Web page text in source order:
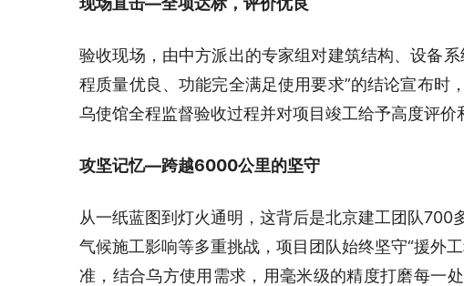
验收现场，由中方派出的专家组对建筑结构、设备
程质量优良、功能完全满足使用要求”的结论宣布时
乌使馆全程监督验收过程并对项目竣工给予高度评价
攻坚记忆—跨越6000公里的坚守
从一纸蓝图到灯火通明，这背后是北京建工团队
气候施工影响等多重挑战，项目团队始终坚守“援外
准，结合乌方使用需求，用毫米级的精度打磨每一